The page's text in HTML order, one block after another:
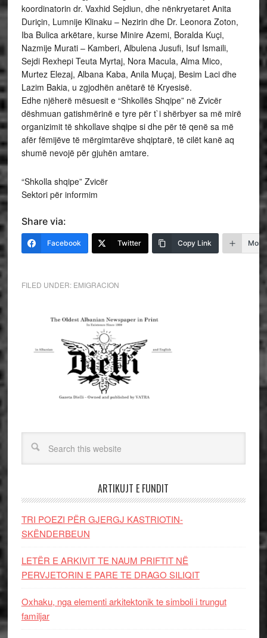
koordinatorin dr. Vaxhid Sejdiun, dhe nënkryetaret Anita
Duriçin, Lumnije Klinaku – Nezirin dhe Dr. Leonora Zoton,
Iba Bulica arkëtare, kurse Minire Azemi, Boralda Kuçi,
Nazmije Murati – Kamberi, Albulena Jusufi, Isuf Ismaili,
Sejdi Rexhepi Teuta Myrtaj, Nora Macula, Alma Mico,
Murtez Elezaj, Albana Kaba, Anila Muçaj, Besim Laci dhe
Lazim Bakia, u zgjodhën anëtarë të Kryesisë.
Edhe njëherë mësuesit e “Shkollës Shqipe” në Zvicër
dëshmuan gatishmërinë e tyre për t`i shërbyer sa më mirë
organizimit të shkollave shqipe si dhe për të qenë sa më
afër fëmijëve të mërgimtarëve shqiptarë, të cilët kanë aq
shumë nevojë për gjuhën amtare.
“Shkolla shqipe” Zvicër
Sektori për informim
Share via:
Facebook Twitter Copy Link More
FILED UNDER: EMIGRACION
ARTIKUJT E FUNDIT
TRI POEZI PËR GJERGJ KASTRIOTIN-
SKËNDERBEUN
LETËR E ARKIVIT TE NAUM PRIFTIT NË
PERVJETORIN E PARE TE DRAGO SILIQIT
Oxhaku, nga elementi arkitektonik te simboli i trungut
familjar